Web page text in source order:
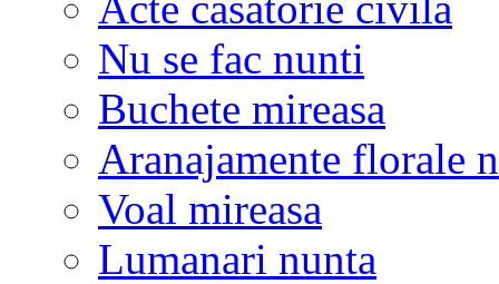
Nu se fac nunti
Buchete mireasa
Aranajamente florale
Voal mireasa
Lumanari nunta